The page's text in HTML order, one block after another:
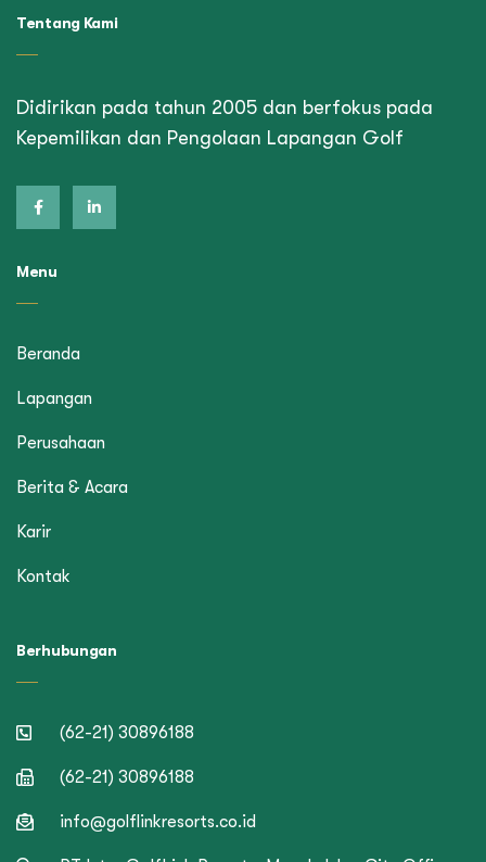
Tentang Kami
Didirikan pada tahun 2005 dan berfokus pada
Kepemilikan dan Pengolaan Lapangan Golf
Menu
Beranda
Lapangan
Perusahaan
Berita & Acara
Karir
Kontak
Berhubungan
(62-21) 30896188
(62-21) 30896188
info@golflinkresorts.co.id